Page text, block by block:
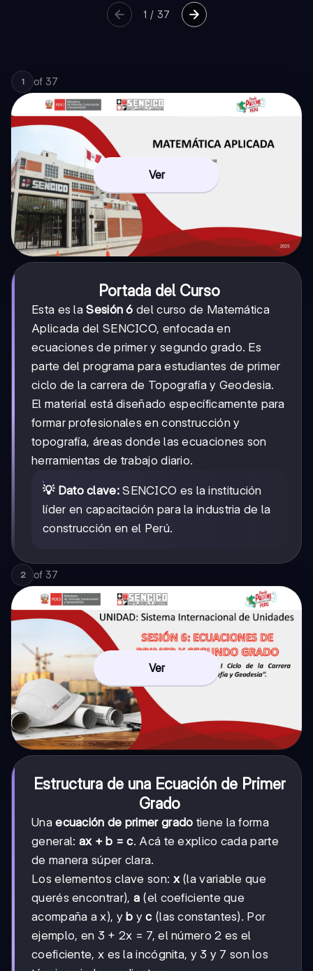
1 / 37
1 of 37
Ver
Portada del Curso
Esta es laSesión 6 del curso de Matemática
Aplicada del SENCICO, enfocada en
ecuaciones de primer y segundo grado. Es
parte del programa para estudiantes de primer
ciclo de la carrera de Topografía y Geodesia.
El material está diseñado específicamente para
formar profesionales en construcción y
topografía, áreas donde las ecuaciones son
herramientas de trabajo diario.
💡 Dato clave:SENCICO es la institución
líder en capacitación para la industria de la
construcción en el Perú.
2 of 37
Ver
Estructura de una Ecuación de Primer
Grado
Unaecuación de primer grado tiene la forma
general: ax + b = c. Acá te explico cada parte
de manera súper clara.
Los elementos clave son: x(la variable que
querés encontrar), a (el coeficiente que
acompaña a x), y b yc (las constantes). Por
ejemplo, en 3 + 2x = 7, el número 2 es el
coeficiente, x es la incógnita, y 3 y 7 son los